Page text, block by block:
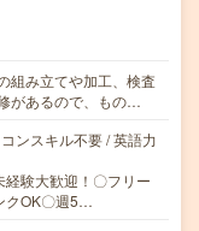
組み立てや加工、検査
があるので、もの…
ンスキル不要 / 英語力
経験大歓迎！〇フリー
クOK〇週5…